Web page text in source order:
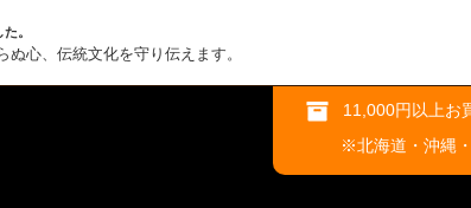
。
心、伝統文化を守り伝えます。
11,000円以上お
※北海道・沖縄